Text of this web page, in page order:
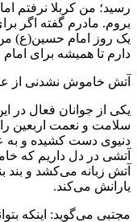
رسید؛ من کربلا نرفتم
بروم. مادرم گفته اگر
یک روز امام حسین(ع)
دارم تا همیشه برای
آتش خاموش نشدنی
یکی از جوانان فعال در
سلامت و نعمت اربعین را
دنیوی دست کشیده و به
آتشی در دل داریم که
آتش زبانه می‌کشد و
یارانش می‌کند.
مجتبی می‌گوید: اینکه